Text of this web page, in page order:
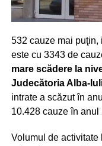
532 cauze mai puţin,
este cu 3343 de
mare scădere la
Judecătoria Alba-
intrate a scăzut în
10.428 cauze în anul
Volumul de